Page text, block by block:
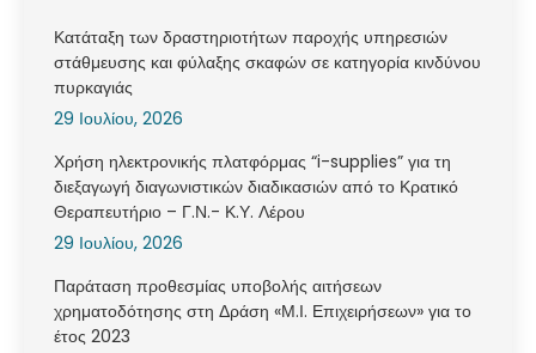
Κατάταξη των δραστηριοτήτων παροχής υπηρεσιών
στάθμευσης και φύλαξης σκαφών σε κατηγορία κινδύνου
πυρκαγιάς
29 Ιουλίου, 2026
Χρήση ηλεκτρονικής πλατφόρμας “i-supplies” για τη
διεξαγωγή διαγωνιστικών διαδικασιών από το Κρατικό
Θεραπευτήριο – Γ.Ν.- Κ.Υ. Λέρου
29 Ιουλίου, 2026
Παράταση προθεσμίας υποβολής αιτήσεων
χρηματοδότησης στη Δράση «Μ.Ι. Επιχειρήσεων» για το
έτος 2023